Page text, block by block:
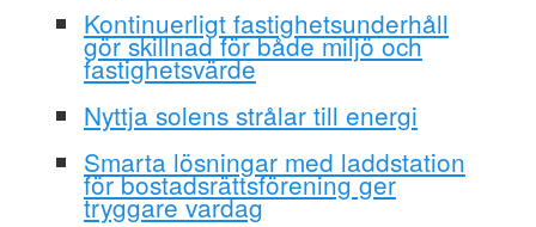
Kontinuerligt fastighetsunderhåll
gör skillnad för både miljö och
fastighetsvärde
Nyttja solens strålar till energi
Smarta lösningar med laddstation
för bostadsrättsförening ger
tryggare vardag